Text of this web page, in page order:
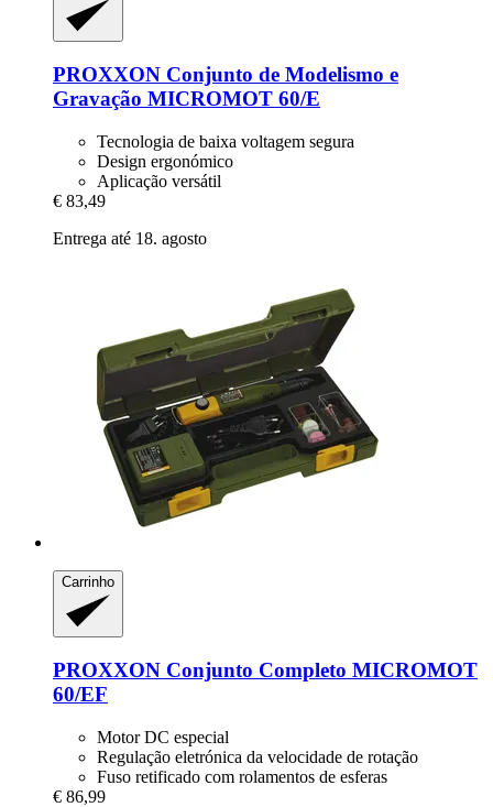
PROXXON Conjunto de Modelismo e
Gravação MICROMOT 60/E
Tecnologia de baixa voltagem segura
Design ergonómico
Aplicação versátil
€ 83,49
Entrega até 18. agosto
Carrinho
PROXXON Conjunto Completo MICROMOT
60/EF
Motor DC especial
Regulação eletrónica da velocidade de rotação
Fuso retificado com rolamentos de esferas
€ 86,99